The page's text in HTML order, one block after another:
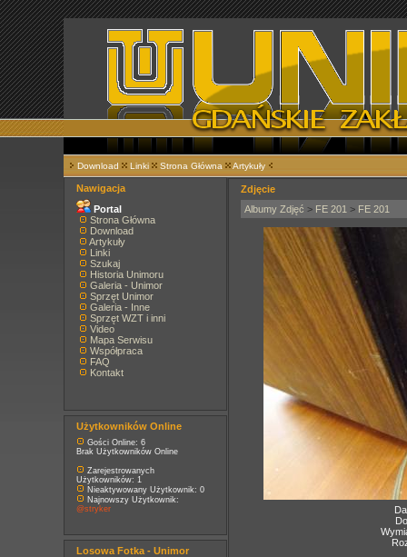
Download Linki Strona Główna Artykuły
Nawigacja
Portal
Strona Główna
Download
Artykuły
Linki
Szukaj
Historia Unimoru
Galeria - Unimor
Sprzęt Unimor
Galeria - Inne
Sprzęt WZT i inni
Video
Mapa Serwisu
Współpraca
FAQ
Kontakt
Użytkowników Online
Gości Online: 6
Brak Użytkowników Online
Zarejestrowanych
Użytkowników: 1
Nieaktywowany Użytkownik: 0
Najnowszy Użytkownik:
@stryker
Losowa Fotka - Unimor
Zdjęcie
Albumy Zdjęć > FE 201 > FE 201